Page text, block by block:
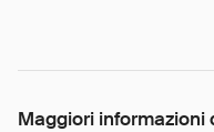
Maggiori informazioni